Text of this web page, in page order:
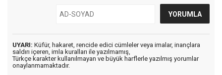
UYARI: Küfür, hakaret, rencide edici cümleler veya imalar, inançlara
saldırı içeren, imla kuralları ile yazılmamış,
Türkçe karakter kullanılmayan ve büyük harflerle yazılmış yorumlar
onaylanmamaktadır.